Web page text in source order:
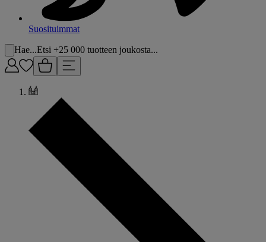
Suosituimmat
Hae...Etsi +25 000 tuotteen joukosta...